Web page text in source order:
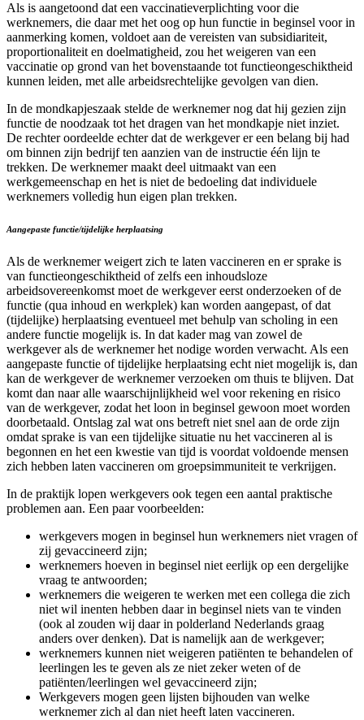
Als is aangetoond dat een vaccinatieverplichting voor die
werknemers, die daar met het oog op hun functie in beginsel voor in
aanmerking komen, voldoet aan de vereisten van subsidiariteit,
proportionaliteit en doelmatigheid, zou het weigeren van een
vaccinatie op grond van het bovenstaande tot functieongeschiktheid
kunnen leiden, met alle arbeidsrechtelijke gevolgen van dien.
In de mondkapjeszaak stelde de werknemer nog dat hij gezien zijn
functie de noodzaak tot het dragen van het mondkapje niet inziet.
De rechter oordeelde echter dat de werkgever er een belang bij had
om binnen zijn bedrijf ten aanzien van de instructie één lijn te
trekken. De werknemer maakt deel uitmaakt van een
werkgemeenschap en het is niet de bedoeling dat individuele
werknemers volledig hun eigen plan trekken.
Aangepaste functie/tijdelijke herplaatsing
Als de werknemer weigert zich te laten vaccineren en er sprake is
van functieongeschiktheid of zelfs een inhoudsloze
arbeidsovereenkomst moet de werkgever eerst onderzoeken of de
functie (qua inhoud en werkplek) kan worden aangepast, of dat
(tijdelijke) herplaatsing eventueel met behulp van scholing in een
andere functie mogelijk is. In dat kader mag van zowel de
werkgever als de werknemer het nodige worden verwacht. Als een
aangepaste functie of tijdelijke herplaatsing echt niet mogelijk is, dan
kan de werkgever de werknemer verzoeken om thuis te blijven. Dat
komt dan naar alle waarschijnlijkheid wel voor rekening en risico
van de werkgever, zodat het loon in beginsel gewoon moet worden
doorbetaald. Ontslag zal wat ons betreft niet snel aan de orde zijn
omdat sprake is van een tijdelijke situatie nu het vaccineren al is
begonnen en het een kwestie van tijd is voordat voldoende mensen
zich hebben laten vaccineren om groepsimmuniteit te verkrijgen.
In de praktijk lopen werkgevers ook tegen een aantal praktische
problemen aan. Een paar voorbeelden:
werkgevers mogen in beginsel hun werknemers niet vragen of
zij gevaccineerd zijn;
werknemers hoeven in beginsel niet eerlijk op een dergelijke
vraag te antwoorden;
werknemers die weigeren te werken met een collega die zich
niet wil inenten hebben daar in beginsel niets van te vinden
(ook al zouden wij daar in polderland Nederlands graag
anders over denken). Dat is namelijk aan de werkgever;
werknemers kunnen niet weigeren patiënten te behandelen of
leerlingen les te geven als ze niet zeker weten of de
patiënten/leerlingen wel gevaccineerd zijn;
Werkgevers mogen geen lijsten bijhouden van welke
werknemer zich al dan niet heeft laten vaccineren.